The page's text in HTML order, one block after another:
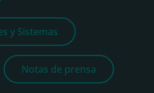
y Sistemas
Notas de prensa